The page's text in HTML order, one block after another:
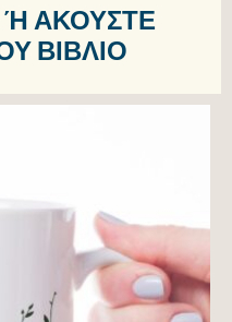
ΑΚΟΎΣΤΕ Τ